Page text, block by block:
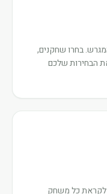
בחרו שחקנים,
הבחירות שלכם
לקראת כל משחק